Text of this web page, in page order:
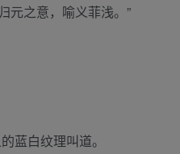
之意，喻义菲浅。”
蓝白纹理叫道。